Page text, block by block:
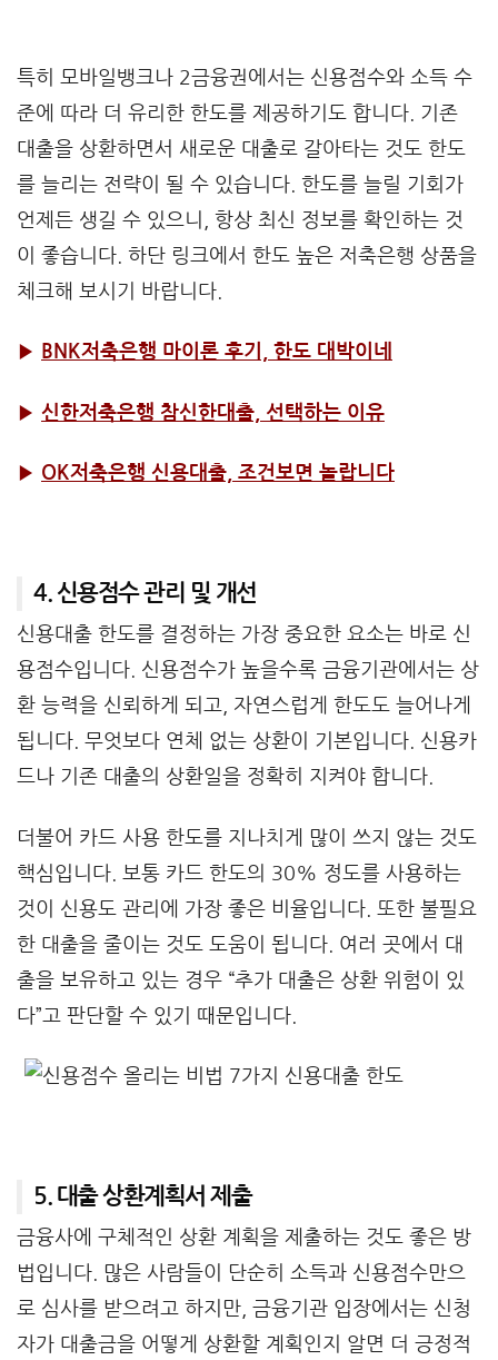
특히 모바일뱅크나 2금융권에서는 신용점수와 소득 수
준에 따라 더 유리한 한도를 제공하기도 합니다. 기존
대출을 상환하면서 새로운 대출로 갈아타는 것도 한도
를 늘리는 전략이 될 수 있습니다. 한도를 늘릴 기회가
언제든 생길 수 있으니, 항상 최신 정보를 확인하는 것
이 좋습니다. 하단 링크에서 한도 높은 저축은행 상품을
체크해 보시기 바랍니다.
▶ BNK저축은행 마이론 후기, 한도 대박이네
▶ 신한저축은행 참신한대출, 선택하는 이유
▶ OK저축은행 신용대출, 조건보면 놀랍니다
4. 신용점수 관리 및 개선
신용대출 한도를 결정하는 가장 중요한 요소는 바로 신
용점수입니다. 신용점수가 높을수록 금융기관에서는 상
환 능력을 신뢰하게 되고, 자연스럽게 한도도 늘어나게
됩니다. 무엇보다 연체 없는 상환이 기본입니다. 신용카
드나 기존 대출의 상환일을 정확히 지켜야 합니다.
더불어 카드 사용 한도를 지나치게 많이 쓰지 않는 것도
핵심입니다. 보통 카드 한도의 30% 정도를 사용하는
것이 신용도 관리에 가장 좋은 비율입니다. 또한 불필요
한 대출을 줄이는 것도 도움이 됩니다. 여러 곳에서 대
출을 보유하고 있는 경우 “추가 대출은 상환 위험이 있
다”고 판단할 수 있기 때문입니다.
5. 대출 상환계획서 제출
금융사에 구체적인 상환 계획을 제출하는 것도 좋은 방
법입니다. 많은 사람들이 단순히 소득과 신용점수만으
로 심사를 받으려고 하지만, 금융기관 입장에서는 신청
자가 대출금을 어떻게 상환할 계획인지 알면 더 긍정적